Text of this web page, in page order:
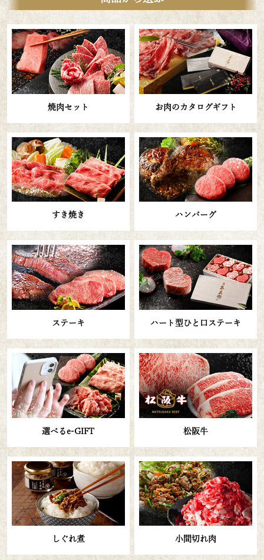
焼肉セット お肉のカタログギフト
すき焼き ハンバーグ
ステーキ ハート型ひと口ステーキ
選べるe-GIFT 松阪牛
しぐれ煮 小間切れ肉